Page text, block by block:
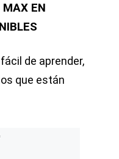
MAX EN
de aprender,
que están